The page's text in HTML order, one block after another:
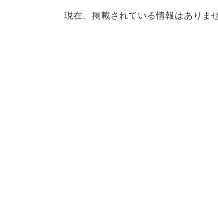
現在、掲載されている情報はありま